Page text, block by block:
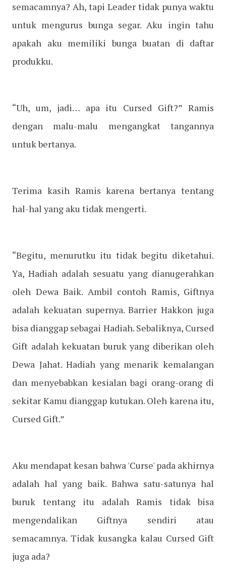
semacamnya? Ah, tapi Leader tidak punya waktu
untuk mengurus bunga segar. Aku ingin tahu
apakah aku memiliki bunga buatan di daftar
produkku.
“Uh, um, jadi… apa itu Cursed Gift?” Ramis
dengan malu-malu mengangkat tangannya
untuk bertanya.
Terima kasih Ramis karena bertanya tentang
hal-hal yang aku tidak mengerti.
“Begitu, menurutku itu tidak begitu diketahui.
Ya, Hadiah adalah sesuatu yang dianugerahkan
oleh Dewa Baik. Ambil contoh Ramis, Giftnya
adalah kekuatan supernya. Barrier Hakkon juga
bisa dianggap sebagai Hadiah. Sebaliknya, Cursed
Gift adalah kekuatan buruk yang diberikan oleh
Dewa Jahat. Hadiah yang menarik kemalangan
dan menyebabkan kesialan bagi orang-orang di
sekitar Kamu dianggap kutukan. Oleh karena itu,
Cursed Gift.”
Aku mendapat kesan bahwa 'Curse' pada akhirnya
adalah hal yang baik. Bahwa satu-satunya hal
buruk tentang itu adalah Ramis tidak bisa
mengendalikan Giftnya sendiri atau
semacamnya. Tidak kusangka kalau Cursed Gift
juga ada?